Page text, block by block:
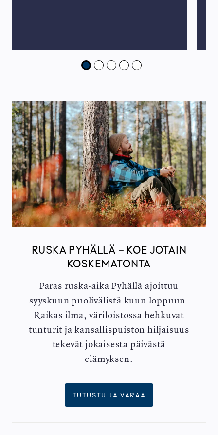
RUSKA PYHÄLLÄ - KOE JOTAIN
KOSKEMATONTA
Paras ruska-aika Pyhällä ajoittuu
syyskuun puolivälistä kuun loppuun.
Raikas ilma, väriloistossa hehkuvat
tunturit ja kansallispuiston hiljaisuus
tekevät jokaisesta päivästä
elämyksen.
TUTUSTU JA VARAA